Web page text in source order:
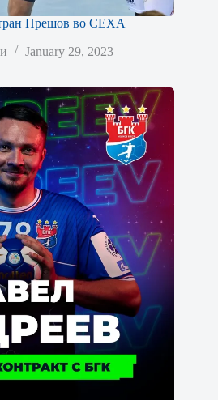
Прешов во СЕХА
January 29, 2023